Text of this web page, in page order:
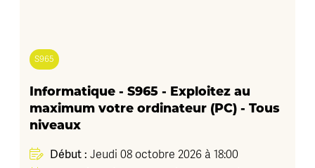
S965
Informatique - S965 - Exploitez au
maximum votre ordinateur (PC) - Tous
niveaux
Début : Jeudi 08 octobre 2026 à 18:00